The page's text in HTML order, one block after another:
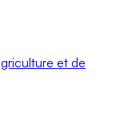
et de